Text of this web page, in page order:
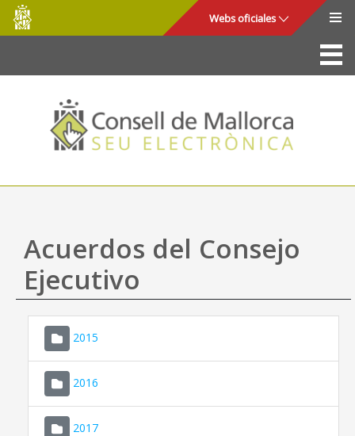
Saltar al contenido principal
Consell
de
Mallorca
Webs oficiales
La Sede
Consejo de Mallorca
Acceso y seguridad
Utilidades
Mapa web
Ayuda
Acuerdos del Consejo
Ejecutivo
2015
2016
2017